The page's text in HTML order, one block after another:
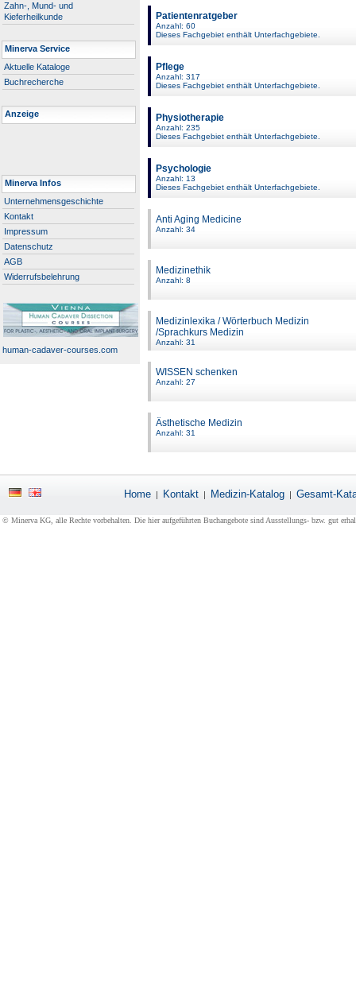
Zahn-, Mund- und
Kieferheilkunde
Minerva Service
Aktuelle Kataloge
Buchrecherche
Anzeige
Minerva Infos
Unternehmensgeschichte
Kontakt
Impressum
Datenschutz
AGB
Widerrufsbelehrung
human-cadaver-courses.com
Patientenratgeber
Anzahl: 60
Dieses Fachgebiet enthält Unterfachgebiete.
Pflege
Anzahl: 317
Dieses Fachgebiet enthält Unterfachgebiete.
Physiotherapie
Anzahl: 235
Dieses Fachgebiet enthält Unterfachgebiete.
Psychologie
Anzahl: 13
Dieses Fachgebiet enthält Unterfachgebiete.
Anti Aging Medicine
Anzahl: 34
Medizinethik
Anzahl: 8
Medizinlexika / Wörterbuch Medizin
/Sprachkurs Medizin
Anzahl: 31
WISSEN schenken
Anzahl: 27
Ästhetische Medizin
Anzahl: 31
Home | Kontakt | Medizin-Katalog | Gesamt-
© Minerva KG, alle Rechte vorbehalten. Die hier aufgeführten Buchangebote sind Ausstellungs- bzw. gut